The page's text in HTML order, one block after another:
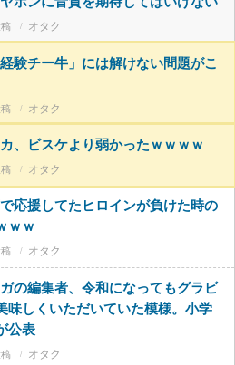
オタク
経験チー牛」には解けない問題がこ
オタク
カ、ビスケより弱かったｗｗｗｗ
オタク
応援してたヒロインが負けた時の
ｗｗ
オタク
ガの編集者、令和になってもグラビ
味しくいただいていた模様。小学
公表
オタク